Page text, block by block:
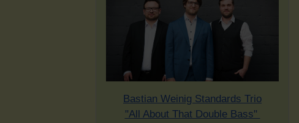
Bastian Weinig Standards Trio
"All About That Double Bass"